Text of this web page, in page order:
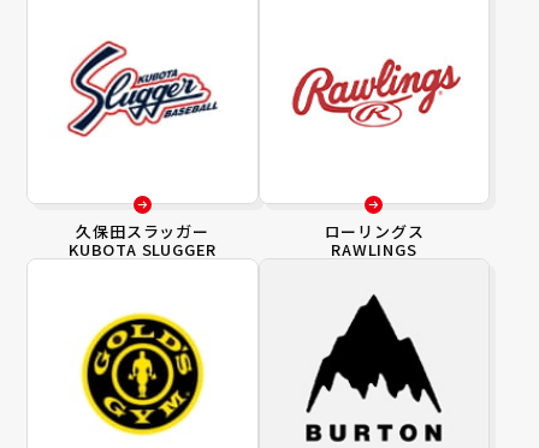
久保田スラッガー
KUBOTA SLUGGER
ローリングス
RAWLINGS